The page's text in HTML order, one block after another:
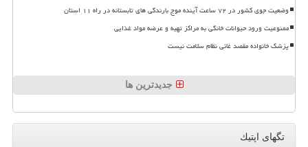
وضعیت جوی کشور در ۷۲ ساعت آینده موج بارندگی های تابستانه در راه ۱۱ استان
ممنوعیت ورود حیوانات خانگی به مراکز تهیه و عرضه مواد غذایی
پزشک خانواده مقصد غائی نظام سلامت نیست
جدیدترین ها
تگهای اپتیك